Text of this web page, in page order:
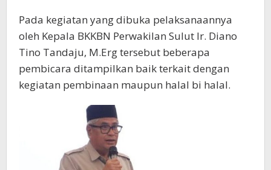
Pada kegiatan yang dibuka pelaksanaannya
oleh Kepala BKKBN Perwakilan Sulut Ir. Diano
Tino Tandaju, M.Erg tersebut beberapa
pembicara ditampilkan baik terkait dengan
kegiatan pembinaan maupun halal bi halal.